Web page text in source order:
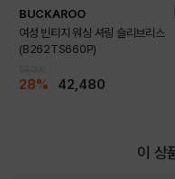
BUCKAROO
여성 빈티지 워싱 셔링 슬리브리스
(B262TS660P)
28% 42,480
이 상